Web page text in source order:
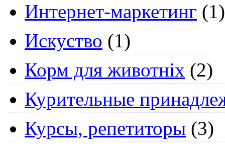
Интернет-маркетинг (1)
Искуство (1)
Корм для животніх (2)
Курительные
Курсы, репетиторы (3)